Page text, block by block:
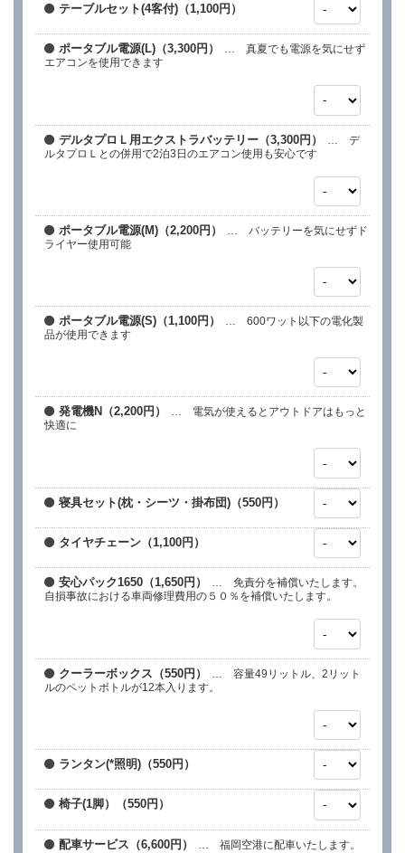
テーブルセット(4客付)（1,100円）
ポータブル電源(L)（3,300円）
… 真夏でも電源を気にせず
エアコンを使用できます
デルタプロＬ用エクストラバッテリー（3,300円）
… デ
ルタプロＬとの併用で2泊3日のエアコン使用も安心です
ポータブル電源(M)（2,200円）
… バッテリーを気にせずド
ライヤー使用可能
ポータブル電源(S)（1,100円）
… 600ワット以下の電化製
品が使用できます
発電機N（2,200円）
… 電気が使えるとアウトドアはもっと
快適に
寝具セット(枕・シーツ・掛布団)（550円）
タイヤチェーン（1,100円）
安心パック1650（1,650円）
… 免責分を補償いたします。
自損事故における車両修理費用の５０％を補償いたします。
クーラーボックス（550円）
… 容量49リットル、2リット
ルのペットボトルが12本入ります。
ランタン(*照明)（550円）
椅子(1脚）（550円）
配車サービス（6,600円） … 福岡空港に配車いたします。